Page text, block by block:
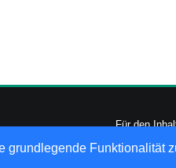
grundlegende
Für den
© 1999-2026
nu